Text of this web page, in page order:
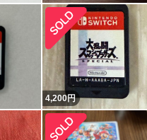
4,200円